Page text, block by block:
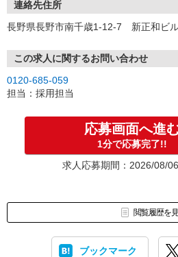
連絡先住所
長野県長野市南千歳1-12-7 新正和ビ
この求人に関するお問い合わせ
0120-685-059
担当：採用担当
応募画面へ進
1分で応募完了!!
求人応募期間：2026/08/
閲覧履歴を
ブックマーク